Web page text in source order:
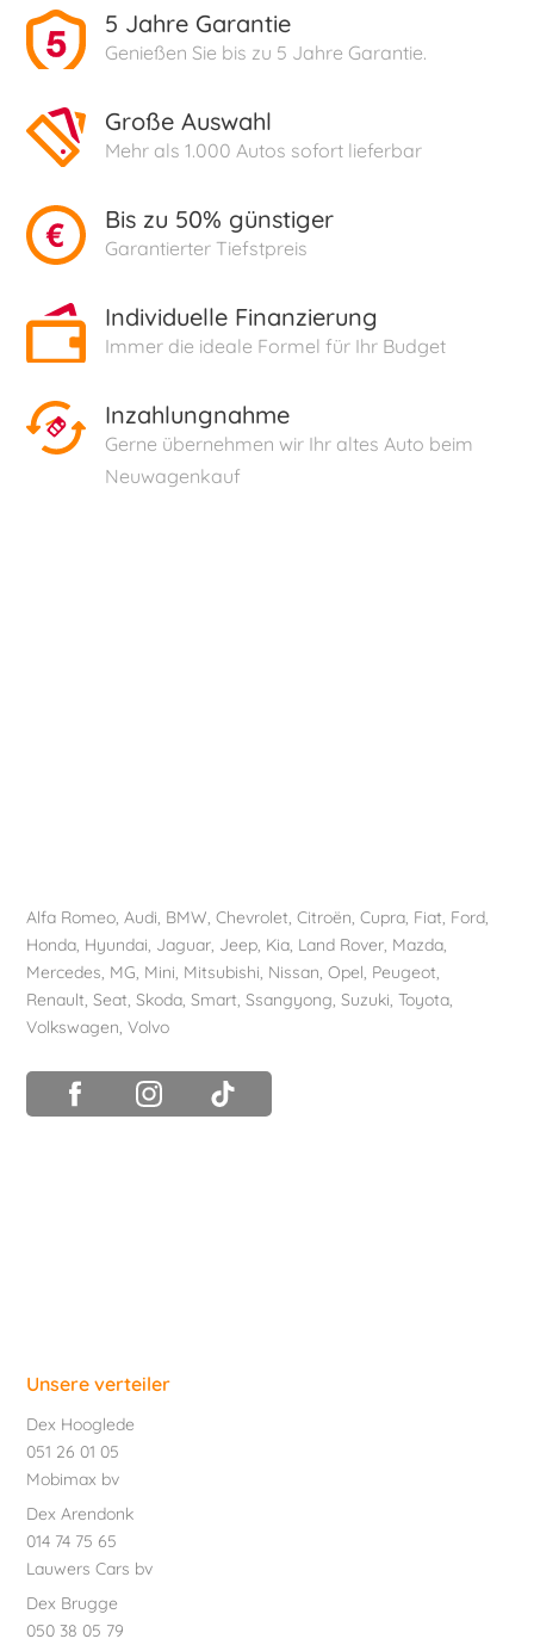
5 Jahre Garantie
Genießen Sie bis zu 5 Jahre Garantie.
Große Auswahl
Mehr als 1.000 Autos sofort lieferbar
Bis zu 50% günstiger
Garantierter Tiefstpreis
Individuelle Finanzierung
Immer die ideale Formel für Ihr Budget
Inzahlungnahme
Gerne übernehmen wir Ihr altes Auto beim
Neuwagenkauf
Alfa Romeo Audi BMW ,Chevrolet ,Citroën , Cupra, Fiat Ford
Honda Hyundai Jaguar , Jeep, Kia Land Rover Mazda
Mercedes , MG, Mini Mitsubishi Nissan ,Opel Peugeot
Renault ,Seat ,Skoda ,Smart ,Ssangyong ,Suzuki ,Toyota
Volkswagen ,Volvo
Unsere verteiler
Dex Hooglede
051 26 01 05
Mobimax bv
Dex Arendonk
014 74 75 65
Lauwers Cars bv
Dex Brugge
050 38 05 79